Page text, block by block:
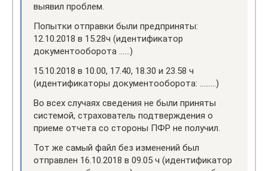
выявил проблем.
Попытки отправки были предприняты:
12.10.2018 в 15.28ч (идентификатор
документооборота ……)
15.10.2018 в 10.00, 17.40, 18.30 и 23.58 ч
(идентификаторы документооборота: ………)
Во всех случаях сведения не были приняты
системой, страхователь подтверждения о
приеме отчета со стороны ПФР не получил.
Тот же самый файл без изменений был
отправлен 16.10.2018 в 09.05 ч (идентификатор